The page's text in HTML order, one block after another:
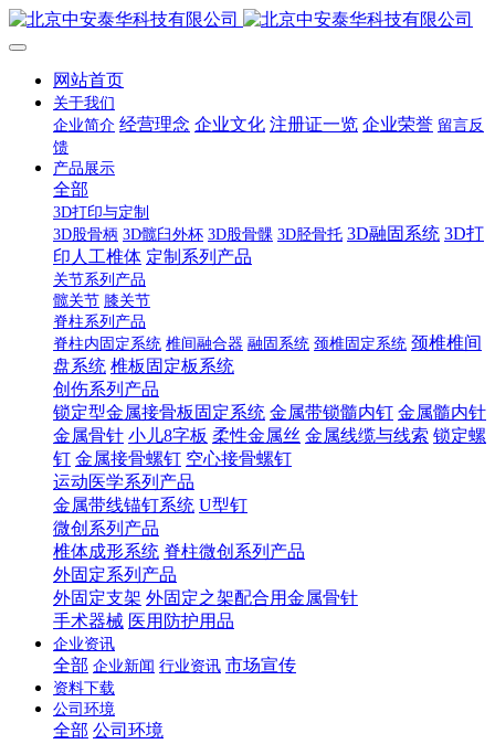
网站首页
关于我们
企业简介 经营理念 企业文化 注册证一览 企业荣誉 留言反
馈
产品展示
全部
3D打印与定制
3D股骨柄 3D髋臼外杯 3D股骨髁 3D胫骨托 3D融固系统 3D打
印人工椎体 定制系列产品
关节系列产品
髋关节 膝关节
脊柱系列产品
脊柱内固定系统 椎间融合器 融固系统 颈椎固定系统 颈椎椎间
盘系统 椎板固定板系统
创伤系列产品
锁定型金属接骨板固定系统 金属带锁髓内钉 金属髓内针
金属骨针 小儿8字板 柔性金属丝 金属线缆与线索 锁定螺
钉 金属接骨螺钉 空心接骨螺钉
运动医学系列产品
金属带线锚钉系统 U型钉
微创系列产品
椎体成形系统 脊柱微创系列产品
外固定系列产品
外固定支架 外固定之架配合用金属骨针
手术器械 医用防护用品
企业资讯
全部 企业新闻 行业资讯 市场宣传
资料下载
公司环境
全部 公司环境